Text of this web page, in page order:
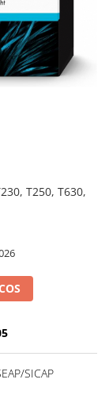
T250, T630,
SICAP